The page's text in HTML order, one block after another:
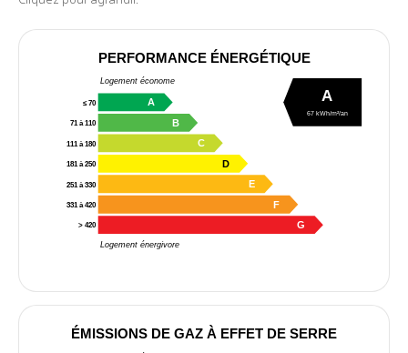
PERFORMANCE ÉNERGÉTIQUE
Logement économe
Logement énergivore
≤ 70 A
71 à 110 B
111 à 180 C
181 à 250 D
251 à 330 E
331 à 420 F
> 420 G
A
67 kWh/m²/an
ÉMISSIONS DE GAZ À EFFET DE SERRE